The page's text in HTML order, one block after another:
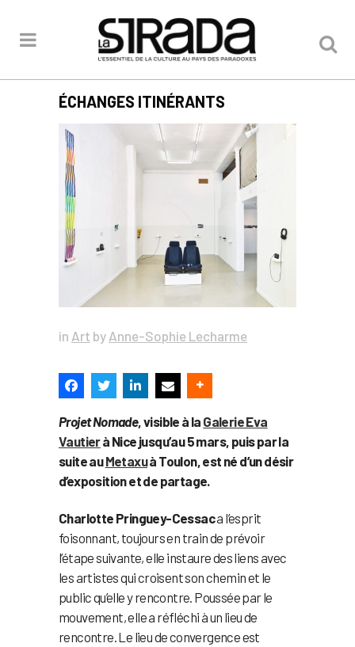
ÉCHANGES ITINÉRANTS
in Art by Anne-Sophie Lecharme
Projet Nomade, visible à la Galerie Eva
Vautierà Nice jusqu’au 5 mars, puis par la
suite auMetaxuà Toulon, est né d’un désir
d’exposition et de partage.
Charlotte Pringuey-Cessaca l’esprit
foisonnant, toujours en train de prévoir
l’étape suivante, elle instaure des liens avec
les artistes qui croisent son chemin et le
public qu’elle y rencontre. Poussée par le
mouvement, elle a réfléchi à un lieu de
rencontre. Le lieu de convergence est